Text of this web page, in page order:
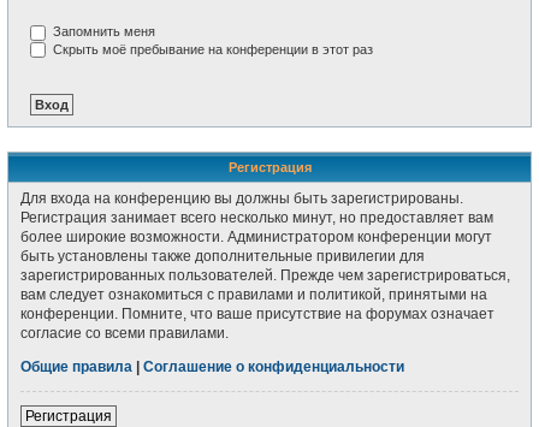
Запомнить меня
Скрыть моё пребывание на конференции в этот раз
Регистрация
Для входа на конференцию вы должны быть зарегистрированы.
Регистрация занимает всего несколько минут, но предоставляет вам
более широкие возможности. Администратором конференции могут
быть установлены также дополнительные привилегии для
зарегистрированных пользователей. Прежде чем зарегистрироваться,
вам следует ознакомиться с правилами и политикой, принятыми на
конференции. Помните, что ваше присутствие на форумах означает
согласие со всеми правилами.
Общие правила
Соглашение о конфиденциальности
Регистрация